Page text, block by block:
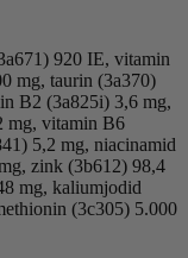
920 IE, vitamin
mg, taurin (3a370)
B2 (3a825i) 3,6 mg,
mg, vitamin B6
5,2 mg, niacinamid
zink (3b612) 98,4
mg, kaliumjodid
(3c305) 5.000